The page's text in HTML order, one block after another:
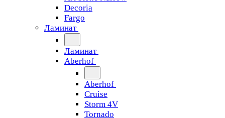
Decoria
Fargo
Ламинат
Ламинат
Aberhof
Aberhof
Cruise
Storm 4V
Tornado